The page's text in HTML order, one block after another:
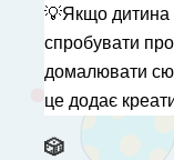
💡Якщо
спробувати
домалювати
це додає
🎲